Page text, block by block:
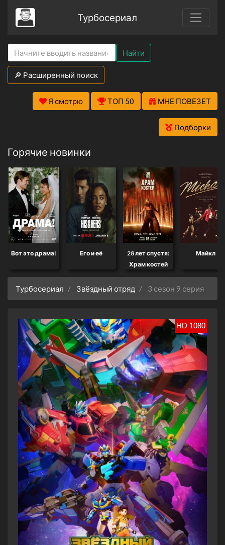
Турбосериал
Найти
🔎 Расширенный поиск
Я смотрю ТОП 50 МНЕ ПОВЕЗЕТ
Подборки
Горячие новинки
Вот это драма! Его и её
28 лет спустя:
Храм костей
Майкл
Турбосериал Звёздный отряд 3 сезон 9 серия
HD 1080